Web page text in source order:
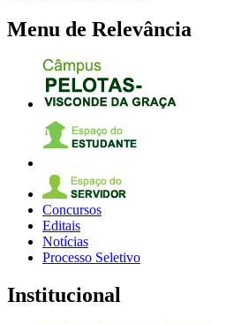
Menu de Relevância
Concursos
Editais
Notícias
Processo Seletivo
Institucional